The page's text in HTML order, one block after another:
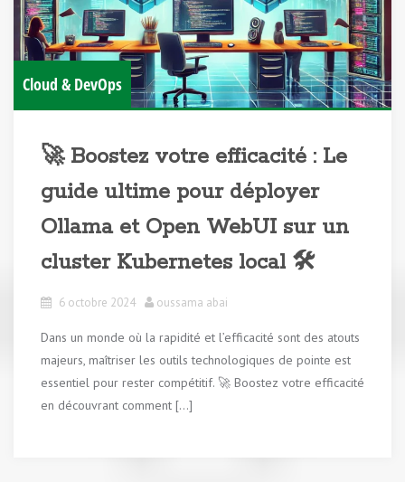
Cloud & DevOps
🚀 Boostez votre efficacité : Le
guide ultime pour déployer
Ollama et Open WebUI sur un
cluster Kubernetes local 🛠️
6 octobre 2024 oussama abai
Dans un monde où la rapidité et l’efficacité sont des atouts
majeurs, maîtriser les outils technologiques de pointe est
essentiel pour rester compétitif. 🚀 Boostez votre efficacité
en découvrant comment […]